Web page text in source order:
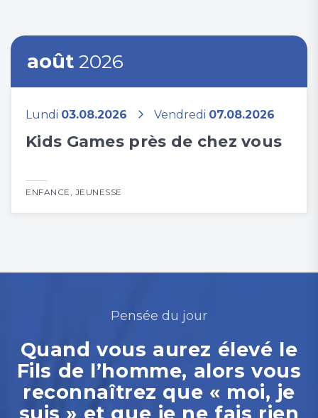
août 2026
Lundi 03.08.2026 Vendredi 07.08.2026
Kids Games près de chez vous
ENFANCE, JEUNESSE
Pensée du jour
Quand vous aurez élevé le
Fils de l’homme, alors vous
reconnaîtrez que « moi, je